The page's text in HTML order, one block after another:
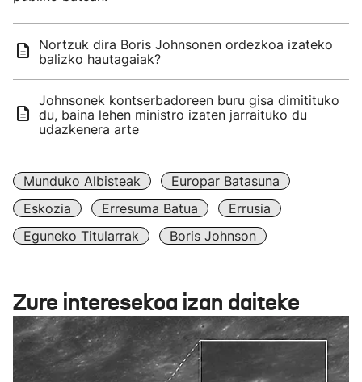
Nortzuk dira Boris Johnsonen ordezkoa izateko
balizko hautagaiak?
Johnsonek kontserbadoreen buru gisa dimitituko
du, baina lehen ministro izaten jarraituko du
udazkenera arte
Munduko Albisteak
Europar Batasuna
Eskozia
Erresuma Batua
Errusia
Eguneko Titularrak
Boris Johnson
Zure interesekoa izan daiteke